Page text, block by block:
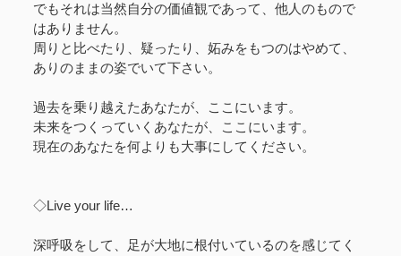
でもそれは当然自分の価値観であって、他人のもので
はありません。
周りと比べたり、疑ったり、妬みをもつのはやめて、
ありのままの姿でいて下さい。
過去を乗り越えたあなたが、ここにいます。
未来をつくっていくあなたが、ここにいます。
現在のあなたを何よりも大事にしてください。
◇Live your life…
深呼吸をして、足が大地に根付いているのを感じてく